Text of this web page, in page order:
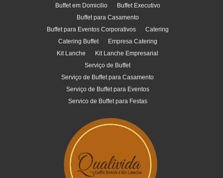
Buffet em Domicilio
Buffet Executivo
Buffet para Casamento
Buffet para Eventos Corporativos
Catering
Catering Buffet
Empresa Catering
Kit Lanche
Kit Lanche Empresarial
Serviço de Buffet
Serviço de Buffet para Casamento
Serviço de Buffet para Eventos
Servico de Buffet para Festas